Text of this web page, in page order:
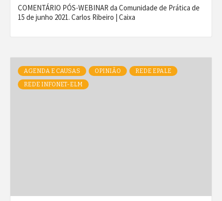
COMENTÁRIO PÓS-WEBINAR da Comunidade de Prática de
15 de junho 2021. Carlos Ribeiro | Caixa
AGENDA E CAUSAS OPINIÃO
REDE EPALE
REDE INFONET-ELM